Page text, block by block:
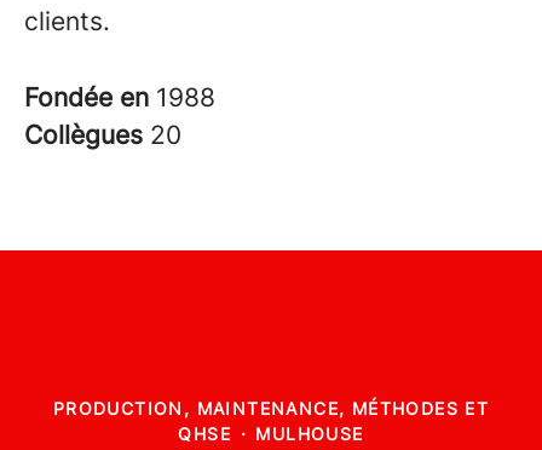
clients.
Fondée en 1988
Collègues 20
PRODUCTION, MAINTENANCE, MÉTHODES ET
QHSE · MULHOUSE